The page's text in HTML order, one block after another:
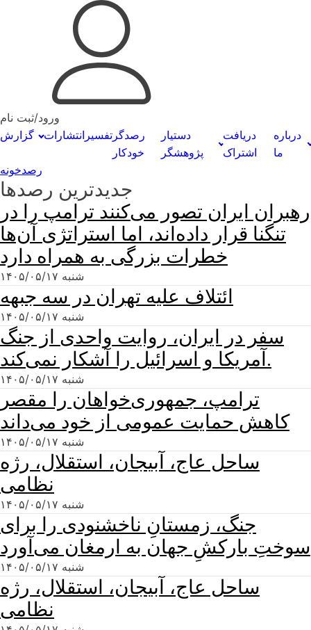
ورود/ثبت نام
گزارش
انتشارات تفسیررصدگر
خودکار
دستیار
پژوهشگر
دریافت
اشتراک
درباره
ما
رصدخونه
جدیدترین رصدها
رهبران ایران تصور می‌کنند ترامپ را در
تنگنا قرار داده‌اند، اما استراتژی آن‌ها
خطرات بزرگی به همراه دارد
شنبه ۱۴۰۵/۰۵/۱۷
ائتلاف علیه تهران در سه جبهه
شنبه ۱۴۰۵/۰۵/۱۷
سفر در ایران، روایت واحدی از جنگ
آمریکا و اسرائیل را آشکار نمی‌کند.
شنبه ۱۴۰۵/۰۵/۱۷
ترامپ، جمهوری‌خواهان را مقصر
کاهش حمایت عمومی از خود می‌داند
شنبه ۱۴۰۵/۰۵/۱۷
ساحل عاج، آبیجان، استقلال، رژه
نظامی
شنبه ۱۴۰۵/۰۵/۱۷
جنگ، زمستانِ ناخشنودی را برای
سوختِ بارکشِ جهان به ارمغان می‌آورد
شنبه ۱۴۰۵/۰۵/۱۷
ساحل عاج، آبیجان، استقلال، رژه
نظامی